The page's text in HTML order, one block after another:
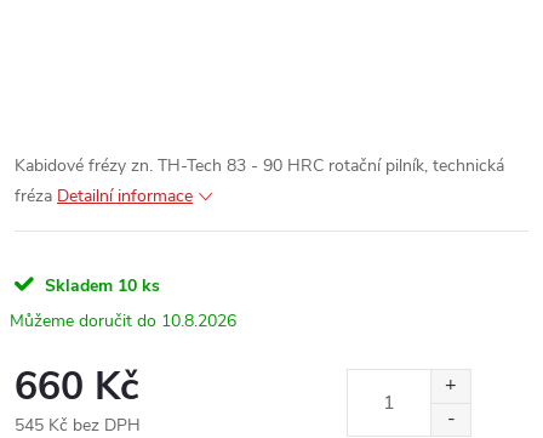
Kabidové frézy zn. TH-Tech 83 - 90 HRC rotační pilník, technická
fréza Detailní informace
Skladem 10 ks
10.8.2026
660 Kč
545 Kč bez DPH